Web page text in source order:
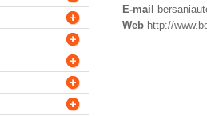
E-mail
Web http://